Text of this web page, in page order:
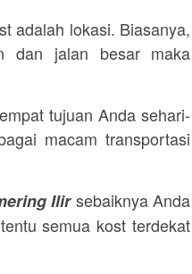
adalah lokasi. Biasanya,
dan jalan besar maka
tujuan Anda sehari-
macam transportasi
Ilirsebaiknya Anda
semua kost terdekat